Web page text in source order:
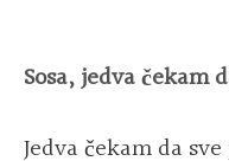
Sosa, jedva čekam
Jedva čekam da